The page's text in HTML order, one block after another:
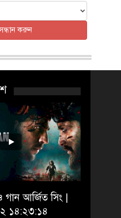
করুন
গান আর্জিত সিং |
১৪:২৩:১৪